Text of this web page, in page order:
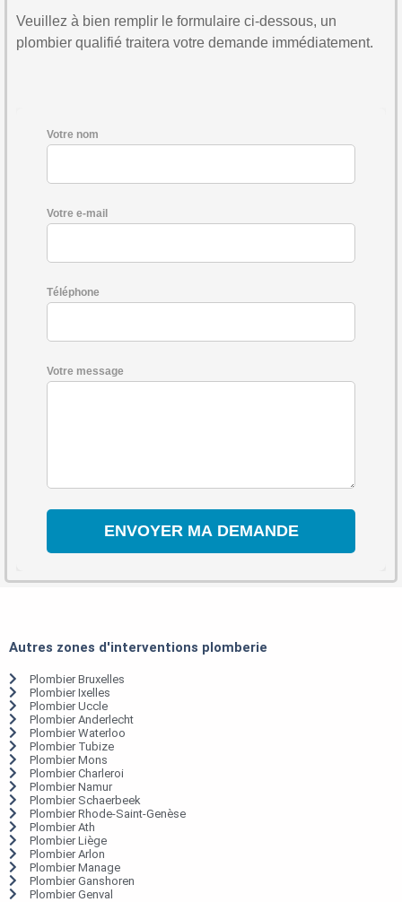
Veuillez à bien remplir le formulaire ci-dessous, un
plombier qualifié traitera votre demande immédiatement.
Votre nom
Votre e-mail
Téléphone
Votre message
Autres zones d'interventions plomberie
Plombier Bruxelles
Plombier Ixelles
Plombier Uccle
Plombier Anderlecht
Plombier Waterloo
Plombier Tubize
Plombier Mons
Plombier Charleroi
Plombier Namur
Plombier Schaerbeek
Plombier Rhode-Saint-Genèse
Plombier Ath
Plombier Liège
Plombier Arlon
Plombier Manage
Plombier Ganshoren
Plombier Genval